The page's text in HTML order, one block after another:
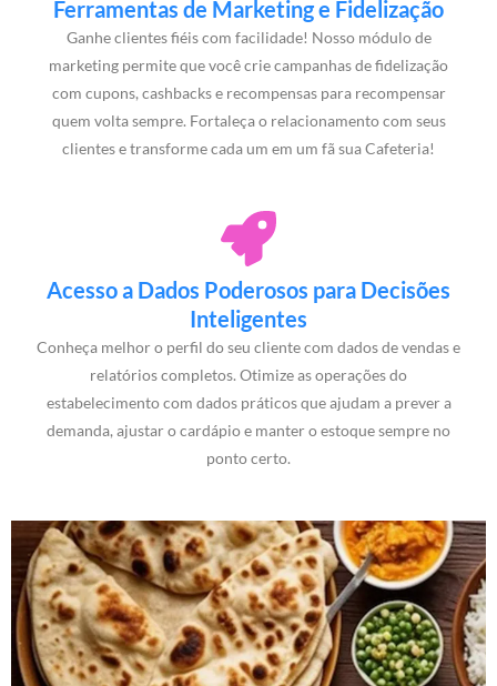
Ferramentas de Marketing e Fidelização
Ganhe clientes fiéis com facilidade! Nosso módulo de
marketing permite que você crie campanhas de fidelização
com cupons, cashbacks e recompensas para recompensar
quem volta sempre. Fortaleça o relacionamento com seus
clientes e transforme cada um em um fã sua Cafeteria!
Acesso a Dados Poderosos para Decisões
Inteligentes
Conheça melhor o perfil do seu cliente com dados de vendas e
relatórios completos. Otimize as operações do
estabelecimento com dados práticos que ajudam a prever a
demanda, ajustar o cardápio e manter o estoque sempre no
ponto certo.